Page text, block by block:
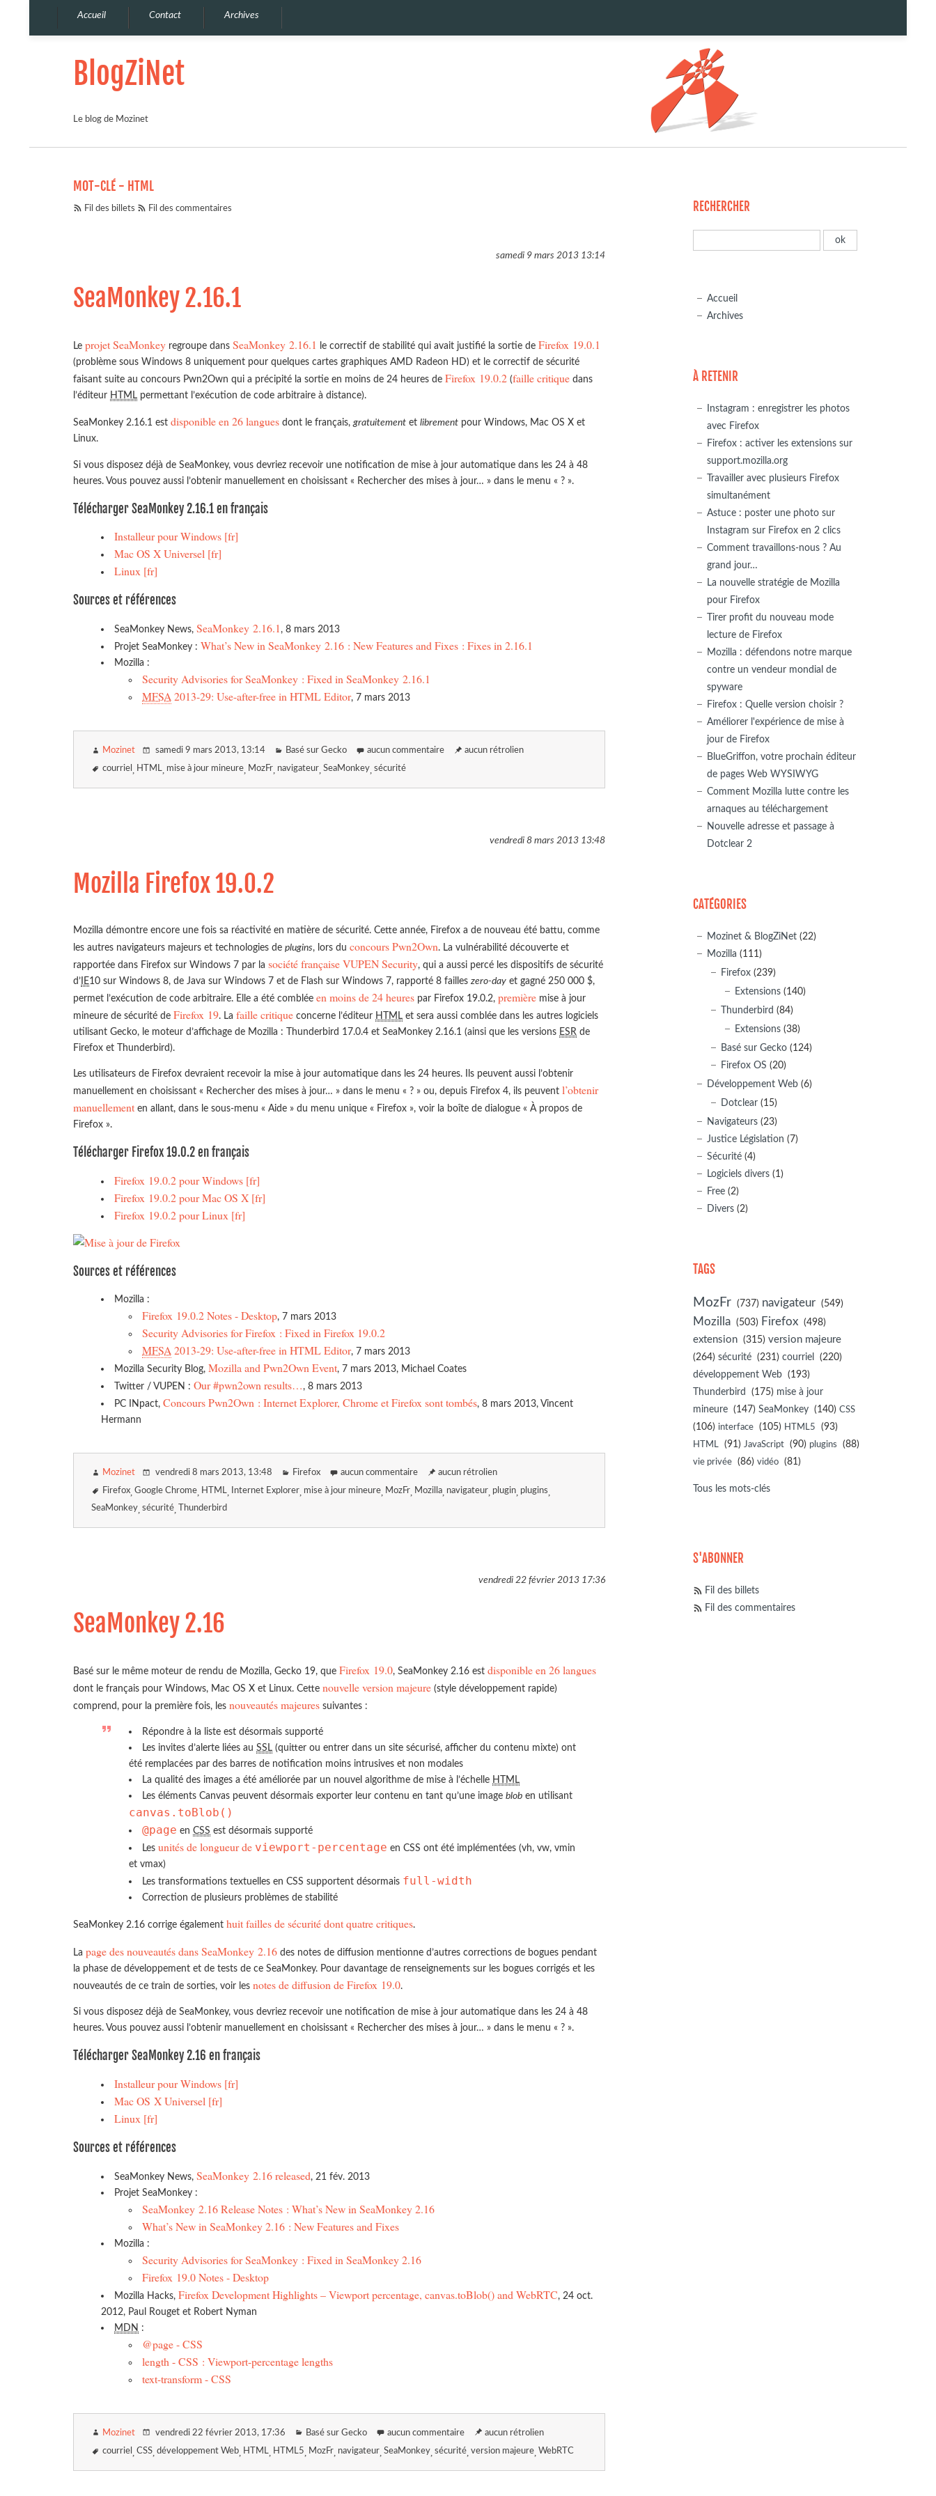
Accueil Contact Archives
BlogZiNet
Le blog de Mozinet
MOT-CLÉ - HTML
Fil des billets Fil des commentaires
samedi 9 mars 2013 13:14
SeaMonkey 2.16.1
Le projet SeaMonkey regroupe dans SeaMonkey 2.16.1 le correctif de stabilité qui avait justifié la sortie de Firefox 19.0.1
(problème sous Windows 8 uniquement pour quelques cartes graphiques AMD Radeon HD) et le correctif de sécurité
faisant suite au concours Pwn2Own qui a précipité la sortie en moins de 24 heures de Firefox 19.0.2 (faille critique dans
l’éditeur HTML permettant l’exécution de code arbitraire à distance).
SeaMonkey 2.16.1 est disponible en 26 langues dont le français,gratuitement et librement pour Windows, Mac OS X et
Linux.
Si vous disposez déjà de SeaMonkey, vous devriez recevoir une notification de mise à jour automatique dans les 24 à 48
heures. Vous pouvez aussi l’obtenir manuellement en choisissant « Rechercher des mises à jour… » dans le menu « ? ».
Télécharger SeaMonkey 2.16.1 en français
Installeur pour Windows [fr]
Mac OS X Universel [fr]
Linux [fr]
Sources et références
SeaMonkey News,SeaMonkey 2.16.1 , 8 mars 2013
Projet SeaMonkey : What’s New in SeaMonkey 2.16 : New Features and Fixes : Fixes in 2.16.1
Mozilla :
Security Advisories for SeaMonkey : Fixed in SeaMonkey 2.16.1
MFSA 2013-29: Use-after-free in HTML Editor, 7 mars 2013
Mozinet samedi 9 mars 2013, 13:14 Basé sur Gecko aucun commentaire aucun rétrolien
courriel HTML mise à jour mineure MozFr navigateur SeaMonkey sécurité
vendredi 8 mars 2013 13:48
Mozilla Firefox 19.0.2
Mozilla démontre encore une fois sa réactivité en matière de sécurité. Cette année, Firefox a de nouveau été battu, comme
les autres navigateurs majeurs et technologies de plugins, lors du concours Pwn2Own. La vulnérabilité découverte et
rapportée dans Firefox sur Windows 7 par la société française VUPEN Security, qui a aussi percé les dispositifs de sécurité
d’ IE10 sur Windows 8, de Java sur Windows 7 et de Flash sur Windows 7, rapporté 8 failles zero-day et gagné 250 000 $,
permet l’exécution de code arbitraire. Elle a été comblée en moins de 24 heures par Firefox 19.0.2, première mise à jour
mineure de sécurité de Firefox 19. La faille critique concerne l’éditeur HTML et sera aussi comblée dans les autres logiciels
utilisant Gecko, le moteur d’affichage de Mozilla : Thunderbird 17.0.4 et SeaMonkey 2.16.1 (ainsi que les versions ESR de
Firefox et Thunderbird).
Les utilisateurs de Firefox devraient recevoir la mise à jour automatique dans les 24 heures. Ils peuvent aussi l’obtenir
manuellement en choisissant « Rechercher des mises à jour… » dans le menu « ? » ou, depuis Firefox 4, ils peuvent l’obtenir
manuellement en allant, dans le sous-menu « Aide » du menu unique « Firefox », voir la boîte de dialogue « À propos de
Firefox ».
Télécharger Firefox 19.0.2 en français
Firefox 19.0.2 pour Windows [fr]
Firefox 19.0.2 pour Mac OS X [fr]
Firefox 19.0.2 pour Linux [fr]
Sources et références
Mozilla :
Firefox 19.0.2 Notes - Desktop, 7 mars 2013
Security Advisories for Firefox : Fixed in Firefox 19.0.2
MFSA 2013-29: Use-after-free in HTML Editor, 7 mars 2013
Mozilla Security Blog, Mozilla and Pwn2Own Event, 7 mars 2013, Michael Coates
Twitter / VUPEN :Our #pwn2own results… , 8 mars 2013
PC INpact,Concours Pwn2Own : Internet Explorer, Chrome et Firefox sont tombés, 8 mars 2013, Vincent
Hermann
Mozinet vendredi 8 mars 2013, 13:48 Firefox aucun commentaire aucun rétrolien
Firefox Google Chrome HTML Internet Explorer mise à jour mineure MozFr Mozilla navigateur plugin plugins
SeaMonkey sécurité Thunderbird
vendredi 22 février 2013 17:36
SeaMonkey 2.16
Basé sur le même moteur de rendu de Mozilla, Gecko 19, que Firefox 19.0, SeaMonkey 2.16 est disponible en 26 langues
dont le français pour Windows, Mac OS X et Linux. Cette nouvelle version majeure (style développement rapide)
comprend, pour la première fois, les nouveautés majeures suivantes :
Répondre à la liste est désormais supporté
Les invites d’alerte liées auSSL (quitter ou entrer dans un site sécurisé, afficher du contenu mixte) ont
été remplacées par des barres de notification moins intrusives et non modales
La qualité des images a été améliorée par un nouvel algorithme de mise à l’échelle HTML
Les éléments Canvas peuvent désormais exporter leur contenu en tant qu’une imageblob en utilisant
canvas.toBlob()
@page enCSS est désormais supporté
Lesunités de longueur de viewport-percentage en CSS ont été implémentées (vh, vw, vmin
et vmax)
Les transformations textuelles en CSS supportent désormais full-width
Correction de plusieurs problèmes de stabilité
SeaMonkey 2.16 corrige également huit failles de sécurité dont quatre critiques.
La page des nouveautés dans SeaMonkey 2.16 des notes de diffusion mentionne d’autres corrections de bogues pendant
la phase de développement et de tests de ce SeaMonkey. Pour davantage de renseignements sur les bogues corrigés et les
nouveautés de ce train de sorties, voir les notes de diffusion de Firefox 19.0.
Si vous disposez déjà de SeaMonkey, vous devriez recevoir une notification de mise à jour automatique dans les 24 à 48
heures. Vous pouvez aussi l’obtenir manuellement en choisissant « Rechercher des mises à jour… » dans le menu « ? ».
Télécharger SeaMonkey 2.16 en français
Installeur pour Windows [fr]
Mac OS X Universel [fr]
Linux [fr]
Sources et références
SeaMonkey News,SeaMonkey 2.16 released, 21 fév. 2013
Projet SeaMonkey :
SeaMonkey 2.16 Release Notes : What’s New in SeaMonkey 2.16
What’s New in SeaMonkey 2.16 : New Features and Fixes
Mozilla :
Security Advisories for SeaMonkey : Fixed in SeaMonkey 2.16
Firefox 19.0 Notes - Desktop
Mozilla Hacks,Firefox Development Highlights – Viewport percentage, canvas.toBlob() and WebRTC, 24 oct.
2012, Paul Rouget et Robert Nyman
MDN :
@page - CSS
length - CSS : Viewport-percentage lengths
text-transform - CSS
Mozinet vendredi 22 février 2013, 17:36 Basé sur Gecko aucun commentaire aucun rétrolien
courriel CSS développement Web HTML HTML5 MozFr navigateur SeaMonkey sécurité version majeure WebRTC
RECHERCHER
Accueil
Archives
À RETENIR
Instagram : enregistrer les photos
avec Firefox
Firefox : activer les extensions sur
support.mozilla.org
Travailler avec plusieurs Firefox
simultanément
Astuce : poster une photo sur
Instagram sur Firefox en 2 clics
Comment travaillons-nous ? Au
grand jour…
La nouvelle stratégie de Mozilla
pour Firefox
Tirer profit du nouveau mode
lecture de Firefox
Mozilla : défendons notre marque
contre un vendeur mondial de
spyware
Firefox : Quelle version choisir ?
Améliorer l'expérience de mise à
jour de Firefox
BlueGriffon, votre prochain éditeur
de pages Web WYSIWYG
Comment Mozilla lutte contre les
arnaques au téléchargement
Nouvelle adresse et passage à
Dotclear 2
CATÉGORIES
Mozinet & BlogZiNet (22)
Mozilla (111)
Firefox (239)
Extensions (140)
Thunderbird (84)
Extensions (38)
Basé sur Gecko (124)
Firefox OS (20)
Développement Web (6)
Dotclear (15)
Navigateurs (23)
Justice Législation (7)
Sécurité (4)
Logiciels divers (1)
Free (2)
Divers (2)
TAGS
MozFr (737) navigateur (549)
Mozilla (503) Firefox (498)
extension (315)version majeure
(264)sécurité (231)courriel
(220)
développement Web (193)
Thunderbird (175) mise à jour
mineure (147)SeaMonkey (140)CSS
(106)interface (105) HTML5 (93)
HTML (91) JavaScript (90) plugins (88)
vie privée (86)vidéo (81)
Tous les mots-clés
S'ABONNER
Fil des billets
Fil des commentaires